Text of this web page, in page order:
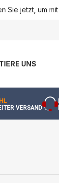
Sie jetzt, um
UNS
VERSAND